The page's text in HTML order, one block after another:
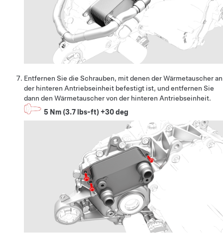
Entfernen Sie die Schrauben, mit denen der Wärmetauscher an
der hinteren Antriebseinheit befestigt ist, und entfernen Sie
dann den Wärmetauscher von der hinteren Antriebseinheit.
5 Nm (3.7 lbs-ft) +30 deg